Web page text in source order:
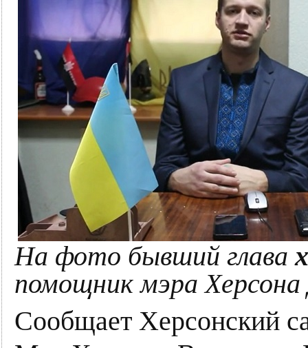
На фото бывший главах
помощник мэра
Сообщает Херсонский